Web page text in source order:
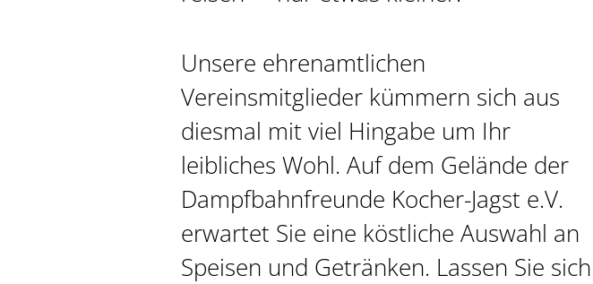
Unsere ehrenamtlichen
Vereinsmitglieder kümmern sich aus
diesmal mit viel Hingabe um Ihr
leibliches Wohl. Auf dem Gelände der
Dampfbahnfreunde Kocher-Jagst e.V.
erwartet Sie eine köstliche Auswahl an
Speisen und Getränken. Lassen Sie sich